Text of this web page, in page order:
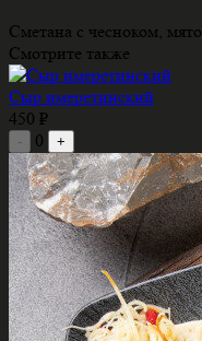
Сметана с чесноком,
Смотрите также
Сыр имеретинский
450 ₽
- 0 +